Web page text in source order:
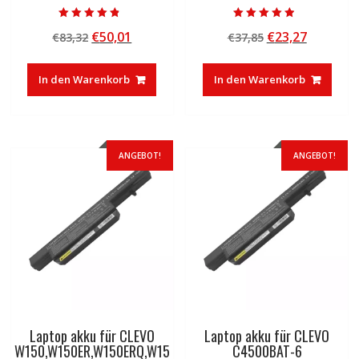
4.50
von 5
€83,32 Ursprünglicher
war:
€83,32
€50,01
ist:
€50,01.
In den Warenkorb
4.50
von 5
€37,85 Ursprünglicher
war:
€37,85
€23,27
ist:
€23,27.
In den Warenkorb
ANGEBOT!
Laptop akku für CLEVO
W150,W150ER,W150ERQ,W15
ANGEBOT!
Laptop akku für CLEVO
C4500BAT-6